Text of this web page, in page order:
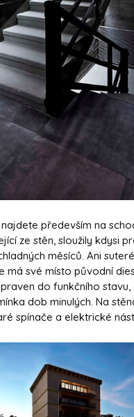
především na
ze stěn, sloužily kdysi
měsíců. Ani
má své místo původní
do funkčního stavu,
dob minulých. Na
spínače a elektrické